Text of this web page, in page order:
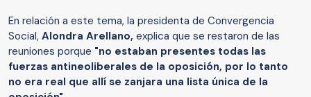
En relación a este tema, la presidenta de Convergencia
Social, Alondra Arellano, explica que se restaron de las
reuniones porque "no estaban presentes todas las
fuerzas antineoliberales de la oposición, por lo tanto
no era real que allí se zanjara una lista única de la